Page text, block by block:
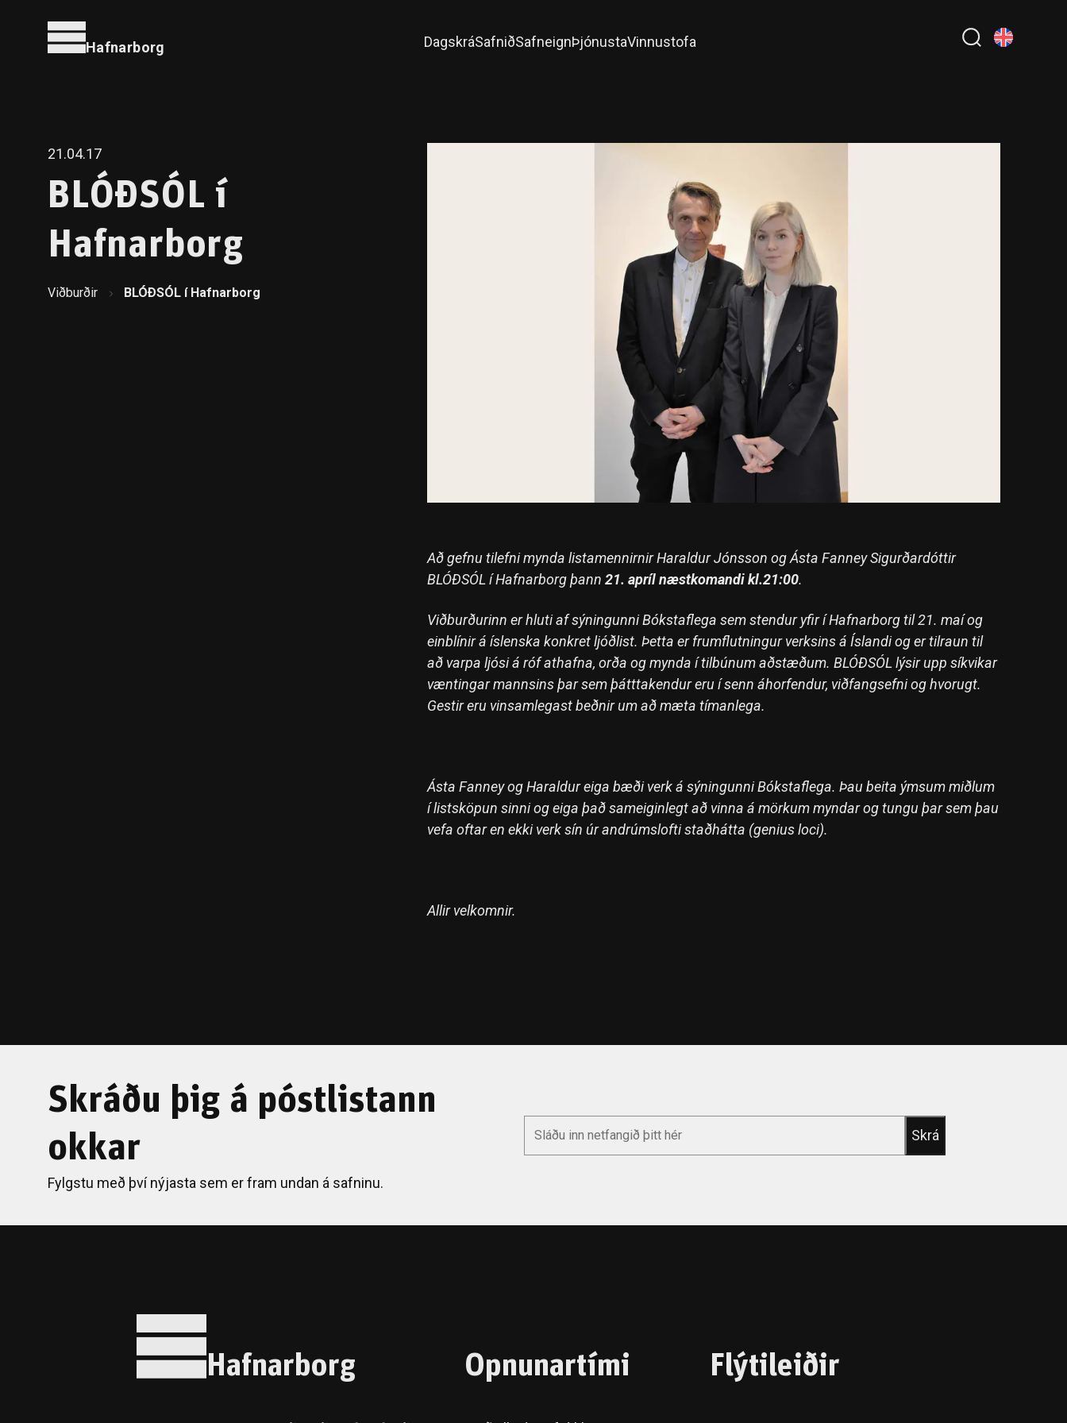
Hafnarborg DagskráSafniðSafneignÞjónustaVinnustofa
21.04.17
BLÓÐSÓL í
Hafnarborg
Viðburðir BLÓÐSÓL í Hafnarborg
Að gefnu tilefni mynda listamennirnir Haraldur Jónsson og Ásta Fanney Sigurðardóttir
BLÓÐSÓL í Hafnarborg þann 21. apríl næstkomandi kl.21:00.
Viðburðurinn er hluti af sýningunni Bókstaflega sem stendur yfir í Hafnarborg til 21. maí og
einblínir á íslenska konkret ljóðlist. Þetta er frumflutningur verksins á Íslandi og er tilraun til
að varpa ljósi á róf athafna, orða og mynda í tilbúnum aðstæðum. BLÓÐSÓL lýsir upp síkvikar
væntingar mannsins þar sem þátttakendur eru í senn áhorfendur, viðfangsefni og hvorugt.
Gestir eru vinsamlegast beðnir um að mæta tímanlega.
Ásta Fanney og Haraldur eiga bæði verk á sýningunni Bókstaflega. Þau beita ýmsum miðlum
í listsköpun sinni og eiga það sameiginlegt að vinna á mörkum myndar og tungu þar sem þau
vefa oftar en ekki verk sín úr andrúmslofti staðhátta (genius loci).
Allir velkomnir.
Skráðu þig á póstlistann
okkar
Fylgstu með því nýjasta sem er fram undan á safninu.
Hafnarborg Opnunartími Flýtileiðir